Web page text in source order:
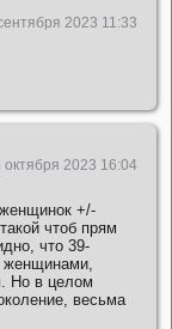
2023 11:33
октября 2023 16:04
+/-
чтоб прям
что 39-
женщинами,
Но в целом
весьма